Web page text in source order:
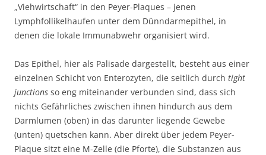
„Viehwirtschaft“ in den Peyer-Plaques – jenen
Lymphfollikelhaufen unter dem Dünndarmepithel, in
denen die lokale Immunabwehr organisiert wird.
Das Epithel, hier als Palisade dargestellt, besteht aus einer
einzelnen Schicht von Enterozyten, die seitlich durch tight
junctions so eng miteinander verbunden sind, dass sich
nichts Gefährliches zwischen ihnen hindurch aus dem
Darmlumen (oben) in das darunter liegende Gewebe
(unten) quetschen kann. Aber direkt über jedem Peyer-
Plaque sitzt eine M-Zelle (die Pforte), die Substanzen aus